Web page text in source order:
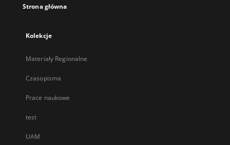
Strona główna
Kolekcje
Materiały Regionalne
Czasopisma
Prace naukowe
test
UAM